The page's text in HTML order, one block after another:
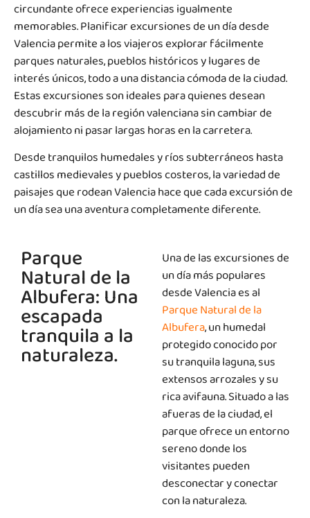
circundante ofrece experiencias igualmente
memorables. Planificar excursiones de un día desde
Valencia permite a los viajeros explorar fácilmente
parques naturales, pueblos históricos y lugares de
interés únicos, todo a una distancia cómoda de la ciudad.
Estas excursiones son ideales para quienes desean
descubrir más de la región valenciana sin cambiar de
alojamiento ni pasar largas horas en la carretera.
Desde tranquilos humedales y ríos subterráneos hasta
castillos medievales y pueblos costeros, la variedad de
paisajes que rodean Valencia hace que cada excursión de
un día sea una aventura completamente diferente.
Parque
Natural de la
Albufera: Una
escapada
tranquila a la
naturaleza.
Una de las excursiones de
un día más populares
desde Valencia es al
Parque Natural de la
Albufera, un humedal
protegido conocido por
su tranquila laguna, sus
extensos arrozales y su
rica avifauna. Situado a las
afueras de la ciudad, el
parque ofrece un entorno
sereno donde los
visitantes pueden
desconectar y conectar
con la naturaleza.